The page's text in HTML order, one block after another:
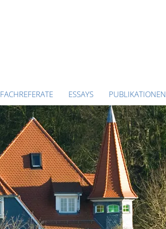
FACHREFERATE ESSAYS PUBLIKATIONEN